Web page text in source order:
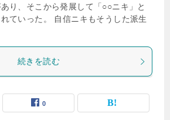
り、そこから発展して「○○ニキ」と
ていった。 自信ニキもそうした派生
続きを読む
0